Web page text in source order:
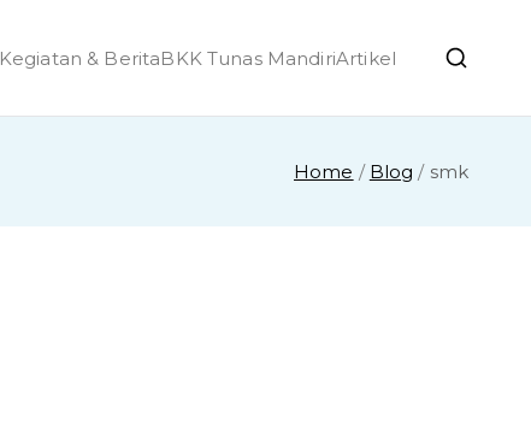
Ponjong
Kegiatan & BeritaBKK Tunas MandiriArtikel
Home Blog smk